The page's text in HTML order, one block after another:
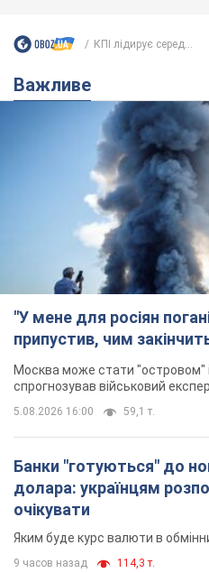
КПІ лідирує серед...
Важливе
"У мене для росіян
припустив, чим
Москва може стати "островом"
спрогнозував військовий
5.08.2026 16:00 59,1 т.
Банки "готуються" до
долара: українцям
очікувати
Яким буде курс валюти в
9 часов назад 114,3 т.